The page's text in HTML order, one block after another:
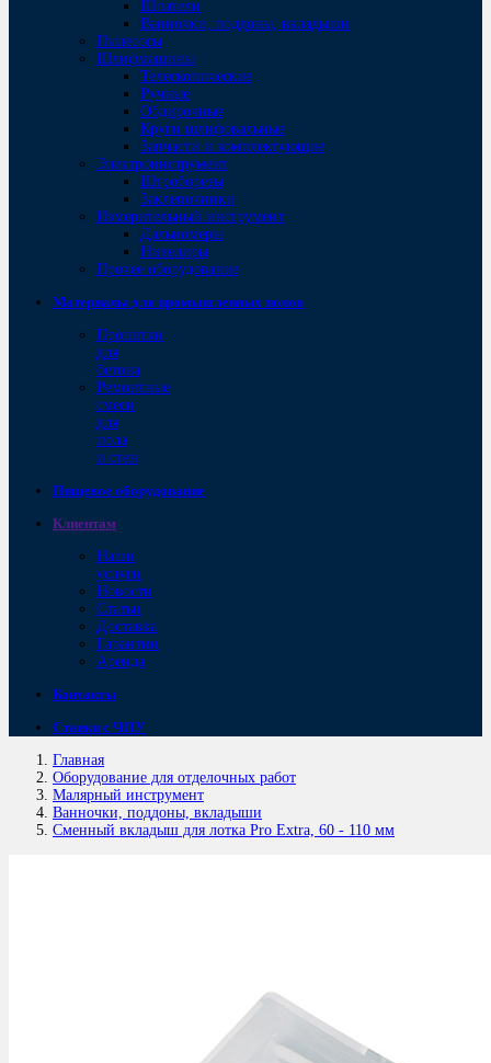
Шпатели
Ванночки, поддоны, вкладыши
Пылесосы
Шлифмашины
Телескопические
Ручные
Обдирочные
Круги шлифовальные
Запчасти и комплектующие
Электроинструмент
Штроборезы
Заклепочники
Измерительный инструмент
Дальномеры
Нивелиры
Прочее оборудование
Материалы для промышленных полов
Пропитки
для
бетона
Ремонтные
смеси
для
пола
и стен
Пищевое оборудование
Клиентам
Наши
услуги
Новости
Статьи
Доставка
Гарантии
Аренда
Контакты
Станки с ЧПУ
Главная
Оборудование для отделочных работ
Малярный инструмент
Ванночки, поддоны, вкладыши
Сменный вкладыш для лотка Pro Extra, 60 - 110 мм